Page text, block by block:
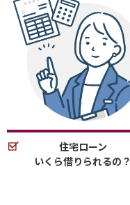
住宅ローン
いくら借りられるの？